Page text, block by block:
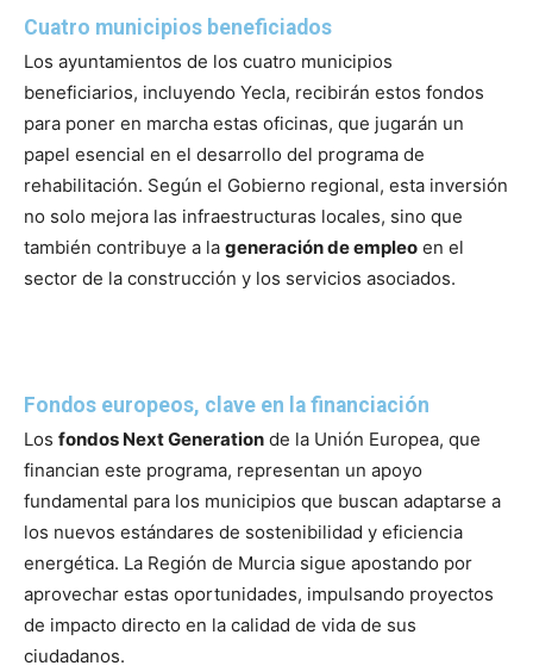
Cuatro municipios beneficiados
Los ayuntamientos de los cuatro municipios
beneficiarios, incluyendo Yecla, recibirán estos fondos
para poner en marcha estas oficinas, que jugarán un
papel esencial en el desarrollo del programa de
rehabilitación. Según el Gobierno regional, esta inversión
no solo mejora las infraestructuras locales, sino que
también contribuye a la generación de empleo en el
sector de la construcción y los servicios asociados.
Fondos europeos, clave en la financiación
Los fondos Next Generation de la Unión Europea, que
financian este programa, representan un apoyo
fundamental para los municipios que buscan adaptarse a
los nuevos estándares de sostenibilidad y eficiencia
energética. La Región de Murcia sigue apostando por
aprovechar estas oportunidades, impulsando proyectos
de impacto directo en la calidad de vida de sus
ciudadanos.